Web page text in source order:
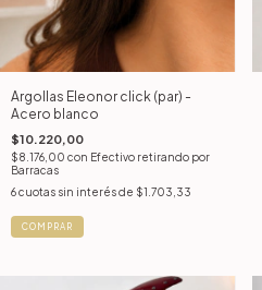
Argollas Eleonor click (par) -
Acero blanco
$10.220,00
$8.176,00 con Efectivo retirando por
Barracas
6cuotas sin interés de $1.703,33
COMPRAR